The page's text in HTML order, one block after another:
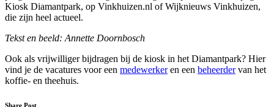
Kiosk Diamantpark, op Vinkhuizen.nl of Wijknieuws Vinkhuizen,
die zijn heel actueel.
Tekst en beeld: Annette Doornbosch
Ook als vrijwilliger bijdragen bij de kiosk in het Diamantpark? Hier
vind je de vacatures voor een medewerkeren een beheerdervan het
koffie- en theehuis.
Share Post